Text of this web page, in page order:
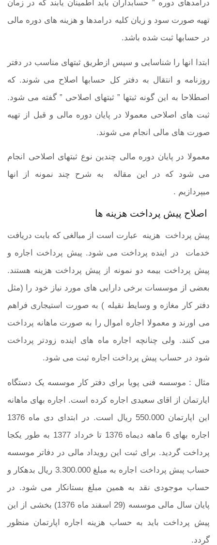
درامدهای دوره ” حسابداران باید اطمینان یابند که در زمان
تهیه صورت سود و زیان کلیه درامدها و هزینه های دوره مالی
در حسابها ثبت شده باشد.
ابتدا انها را شناسایی و سپس ازطریق ثبتهای مناسب در دفتر
روزنامه و انتقال به دفتر کل حسابها اصلاح می شوند. که
اصطلاحا به این گونه ثبتها ” ثبتهای اصلاحی ” گفته می شود.
ثبت های اصلاحی معمولا در پایان دوره مالی و قبل از تهیه
صورت های مالی انجام می شوند.
معمولا در پایان دوره مالی چندین نوع ثبتهای اصلاحی انجام
می شود که در این مقاله به شرح چند نمونه از انها
میپردازیم .
اصلاح پیش پرداخت هزینه ها
پیش پرداخت هزینه عبارت است از مبالغی که بابت دریافت
خدمات در اینده پرداخت می شود. پیش پرداخت اجاره و
پیش پرداخت بیمه دو نمونه از پیش پرداخت هزینه هستند.
بعضی از موسسات برخی دارایی های مورد نیاز خود را (مثل
دفتر کار مغازه و وسایط نقیله ) به صورت استیجاری فراهم
می اورند و معمولا اجاره اموال را به صورت ماهانه پرداخت
می کنند. ولی چنانچه اجاره ماه های اینده زودتر پرداخت
شود در حساب پیش پرداخت اجاره ثبت می شود.
مثال : موسسه فنی پویا برای دفتر کار موسسه یک دستگاه
ایارتمان از اقای سعیدی اجاره کرده است. اجاره بهای ماهانه
این اپارتمان 550.000 ریال است. در ابتدای دی ماه 1376
اجاره بهای 6 ماهه دیماه 1376 تا خرداد 1377 به طور یکجا
پرداخت گردید. برای ثبت این رویداد مالی در دفاتر موسسه
حساب پبش پرداخت اجاره به مبلغ 3.300.000 ریال بدهکار و
حساب موجودی نقد به همین مبلغ بستانکار می شود. در
پایان سال مالی موسسه (29 اسفند ماه 1376) بخشی از این
پیش پرداخت باید به حساب هزینه اجاره اپارتمان منظور
گردد.